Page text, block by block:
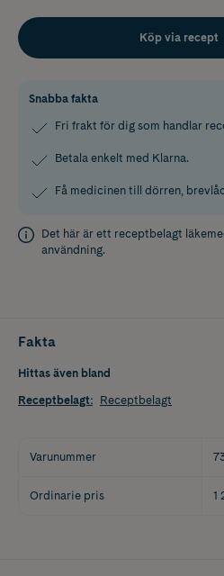
Köp via recept
Snabba fakta
Fri frakt för dig som handlar
Betala enkelt med Klarna.
Få medicinen till dörren,
Det här är ett receptbelagt
användning.
Fakta
Hittas även bland
Receptbelagt: Receptbelagt
Varunummer
Ordinarie pris 1